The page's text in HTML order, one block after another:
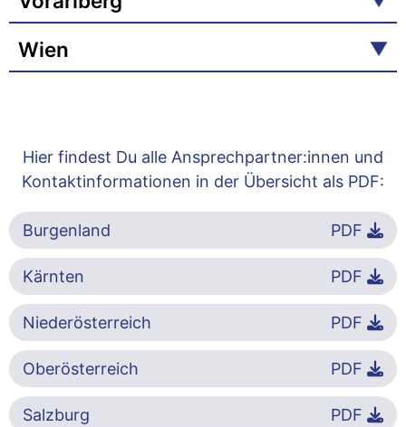
Wien
Hier findest Du alle Ansprechpartner:innen und
Kontaktinformationen in der Übersicht als PDF:
Burgenland PDF
Kärnten PDF
Niederösterreich PDF
Oberösterreich PDF
Salzburg PDF